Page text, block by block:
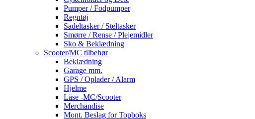
Pumper / Fodpumper
Regntøj
Sadeltasker / Steltasker
Smørre / Rense / Plejemidler
Sko & Beklædning
Scooter/MC tilbehør
Beklædning
Garage mm.
GPS / Oplader / Alarm
Hjelme
Låse -MC/Scooter
Merchandise
Mont. Beslag for Topboks